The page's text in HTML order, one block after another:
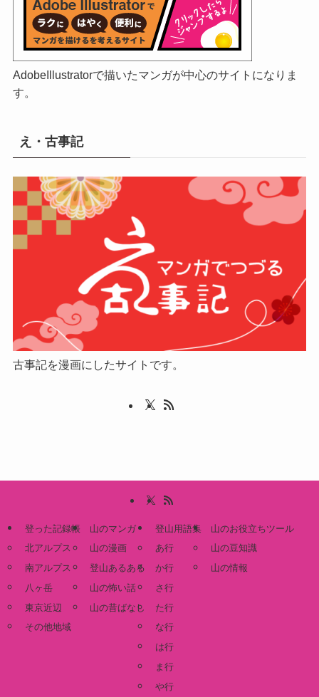
AdobeIllustratorで描いたマンガが中心のサイトになりま
す。
え・古事記
古事記を漫画にしたサイトです。
登った記録帳
北アルプス
南アルプス
八ヶ岳
東京近辺
その他地域
山のマンガ
山の漫画
登山あるある
山の怖い話
山の昔ばなし
登山用語集
あ行
か行
さ行
た行
な行
は行
ま行
や行
山のお役立ちツール
山の豆知識
山の情報